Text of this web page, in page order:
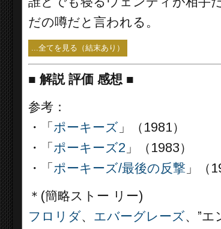
だの噂だと言われる。
...全てを見る（結末あり）
■ 解説 評価 感想 ■
参考：
・「 ポーキーズ 」（1981）
・「 ポーキーズ2 」（1983）
・「 ポーキーズ/最後の反撃 」（
＊(簡略ストー リー)
フロリダ、 エバーグレーズ、”エ